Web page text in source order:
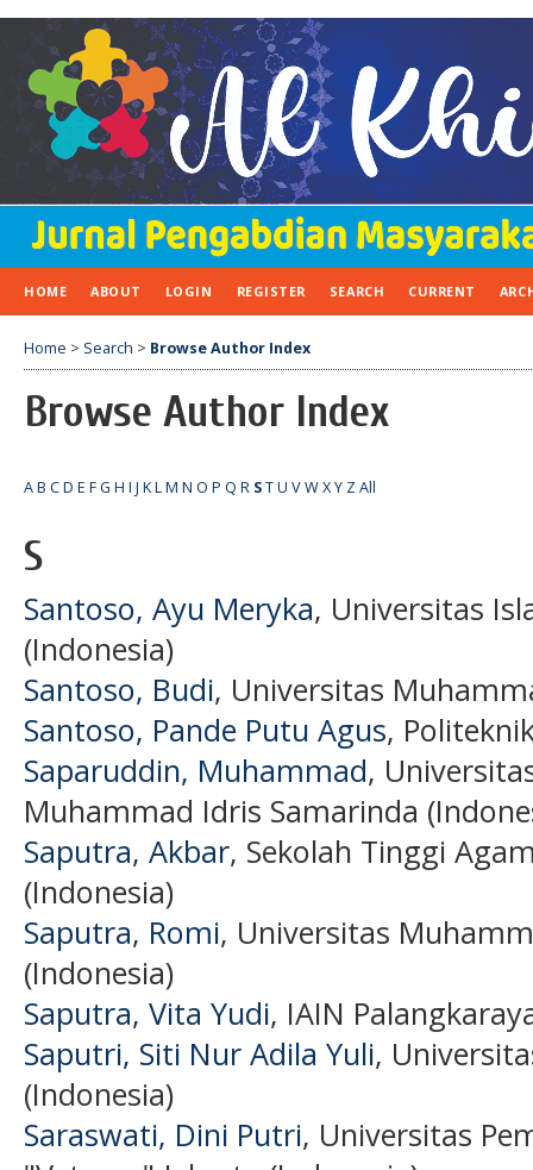
HOME ABOUT LOGIN REGISTER SEARCH CURRENT
Home > Search > Browse Author Index
Browse Author Index
AB CD E FG H I J KLM N O P Q R STU VWXY ZAll
S
Santoso, Ayu Meryka, Universitas
(Indonesia)
Santoso, Budi, Universitas
Santoso, Pande Putu Agus,
Saparuddin, Muhammad,
Muhammad Idris Samarinda
Saputra, Akbar, Sekolah Tinggi
(Indonesia)
Saputra, Romi, Universitas
(Indonesia)
Saputra, Vita Yudi, IAIN
Saputri, Siti Nur Adila Yuli,
(Indonesia)
Saraswati, Dini Putri, Universitas